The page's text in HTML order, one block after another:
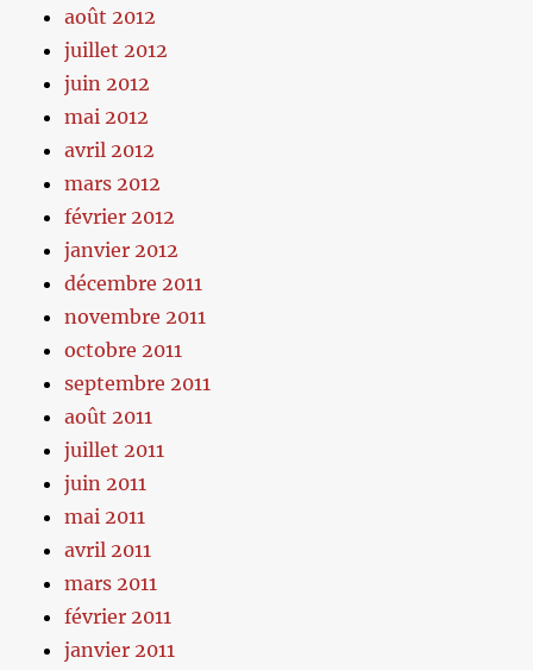
août 2012
juillet 2012
juin 2012
mai 2012
avril 2012
mars 2012
février 2012
janvier 2012
décembre 2011
novembre 2011
octobre 2011
septembre 2011
août 2011
juillet 2011
juin 2011
mai 2011
avril 2011
mars 2011
février 2011
janvier 2011